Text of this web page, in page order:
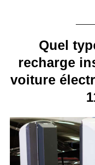
Quel
recharge
voiture